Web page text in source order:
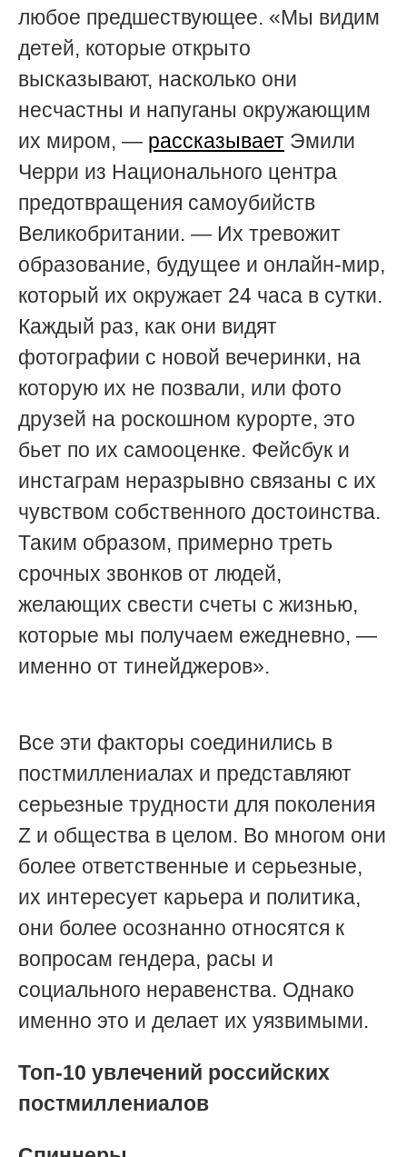
любое предшествующее. «Мы видим
детей, которые открыто
высказывают, насколько они
несчастны и напуганы окружающим
их миром, — рассказывает Эмили
Черри из Национального центра
предотвращения самоубийств
Великобритании. — Их тревожит
образование, будущее и онлайн-мир,
который их окружает 24 часа в сутки.
Каждый раз, как они видят
фотографии с новой вечеринки, на
которую их не позвали, или фото
друзей на роскошном курорте, это
бьет по их самооценке. Фейсбук и
инстаграм неразрывно связаны с их
чувством собственного достоинства.
Таким образом, примерно треть
срочных звонков от людей,
желающих свести счеты с жизнью,
которые мы получаем ежедневно, —
именно от тинейджеров».
Все эти факторы соединились в
постмиллениалах и представляют
серьезные трудности для поколения
Z и общества в целом. Во многом они
более ответственные и серьезные,
их интересует карьера и политика,
они более осознанно относятся к
вопросам гендера, расы и
социального неравенства. Однако
именно это и делает их уязвимыми.
Топ-10 увлечений российских
постмиллениалов